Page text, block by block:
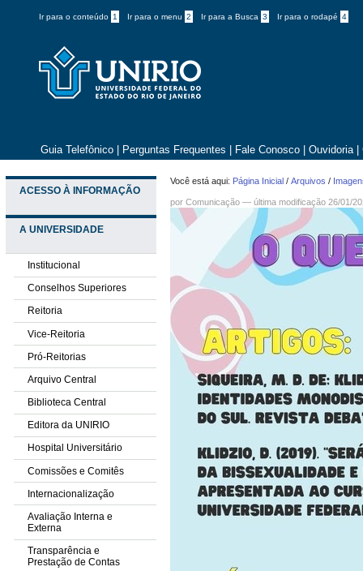
Ir para o conteúdo 1 Ir para o menu 2 Ir para a Busca 3 Ir para o rodapé 4
Guia Telefônico Perguntas Frequentes Fale Conosco Ouvidoria
ACESSO À INFORMAÇÃO
A UNIVERSIDADE
Institucional
Conselhos Superiores
Reitoria
Vice-Reitoria
Pró-Reitorias
Arquivo Central
Biblioteca Central
Editora da UNIRIO
Hospital Universitário
Comissões e Comitês
Internacionalização
Avaliação Interna e
Externa
Transparência e
Prestação de Contas
Você está aqui: Página Inicial /Arquivos /
porComunicação —última modificação 26/01/